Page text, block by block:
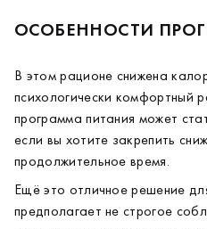
ОСОБЕННОСТИ
В этом рационе снижена
психологически комфортный
программа питания может
если вы хотите закрепить
продолжительное время.
Ещё это отличное решение
предполагает не строгое